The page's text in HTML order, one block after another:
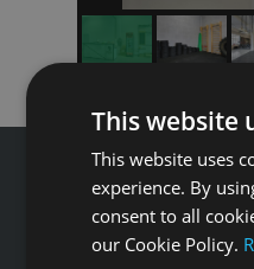
Tālrunis:
This website
This website uses
experience. By
consent to all
our Cookie Policy.